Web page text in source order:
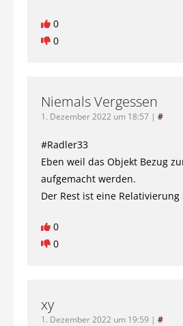
0
0
Niemals Vergessen
1. Dezember 2022 um 18:57 | #
#Radler33
Eben weil das Objekt Bezug
aufgemacht werden.
Der Rest ist eine
0
0
xy
1. Dezember 2022 um 19:59 | #